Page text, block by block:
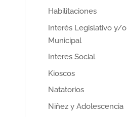
Habilitaciones
Interés Legislativo y/o
Municipal
Interes Social
Kioscos
Natatorios
Niñez y Adolescencia